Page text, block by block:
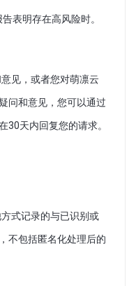
表明存在高风险时。
见，或者您对萌凛云
问和意见，您可以通过
30天内回复您的请求。
式记录的与已识别或
不包括匿名化处理后的